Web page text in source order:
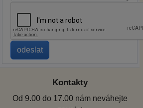
Kontakty
Od 9.00 do 17.00 nám neváhejte